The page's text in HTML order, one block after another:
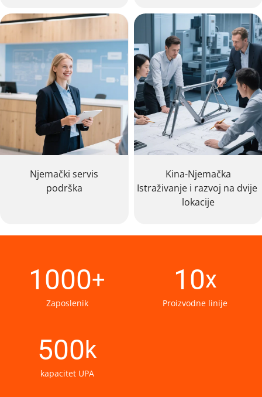
Njemački servis
podrška
Kina-Njemačka
Istraživanje i razvoj na dvije
lokacije
1000+
Zaposlenik
10x
Proizvodne linije
500k
kapacitet UPA